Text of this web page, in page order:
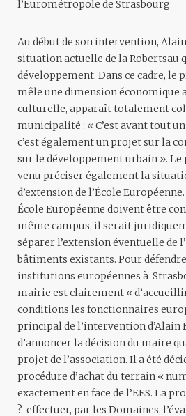
l’Eurométropole de Strasbourg
Au début de son intervention,
situation actuelle de la Robertsau
développement. Dans ce cadre, le
mêle une dimension économique
culturelle, apparaît totalement
municipalité : « C’est avant tout
c’est également un projet sur la
sur le développement urbain ».
venu préciser également la
d’extension de l’École
École Européenne doivent être
même campus, il serait
séparer l’extension éventuelle de
bâtiments existants. Pour
institutions européennes à
mairie est clairement «
conditions les fonctionnaires
principal de l’intervention d’Alain
d’annoncer la décision du maire
projet de l’association. Il a été
procédure d’achat du terrain «
exactement en face de l’EES. La
? effectuer, par les Domaines,